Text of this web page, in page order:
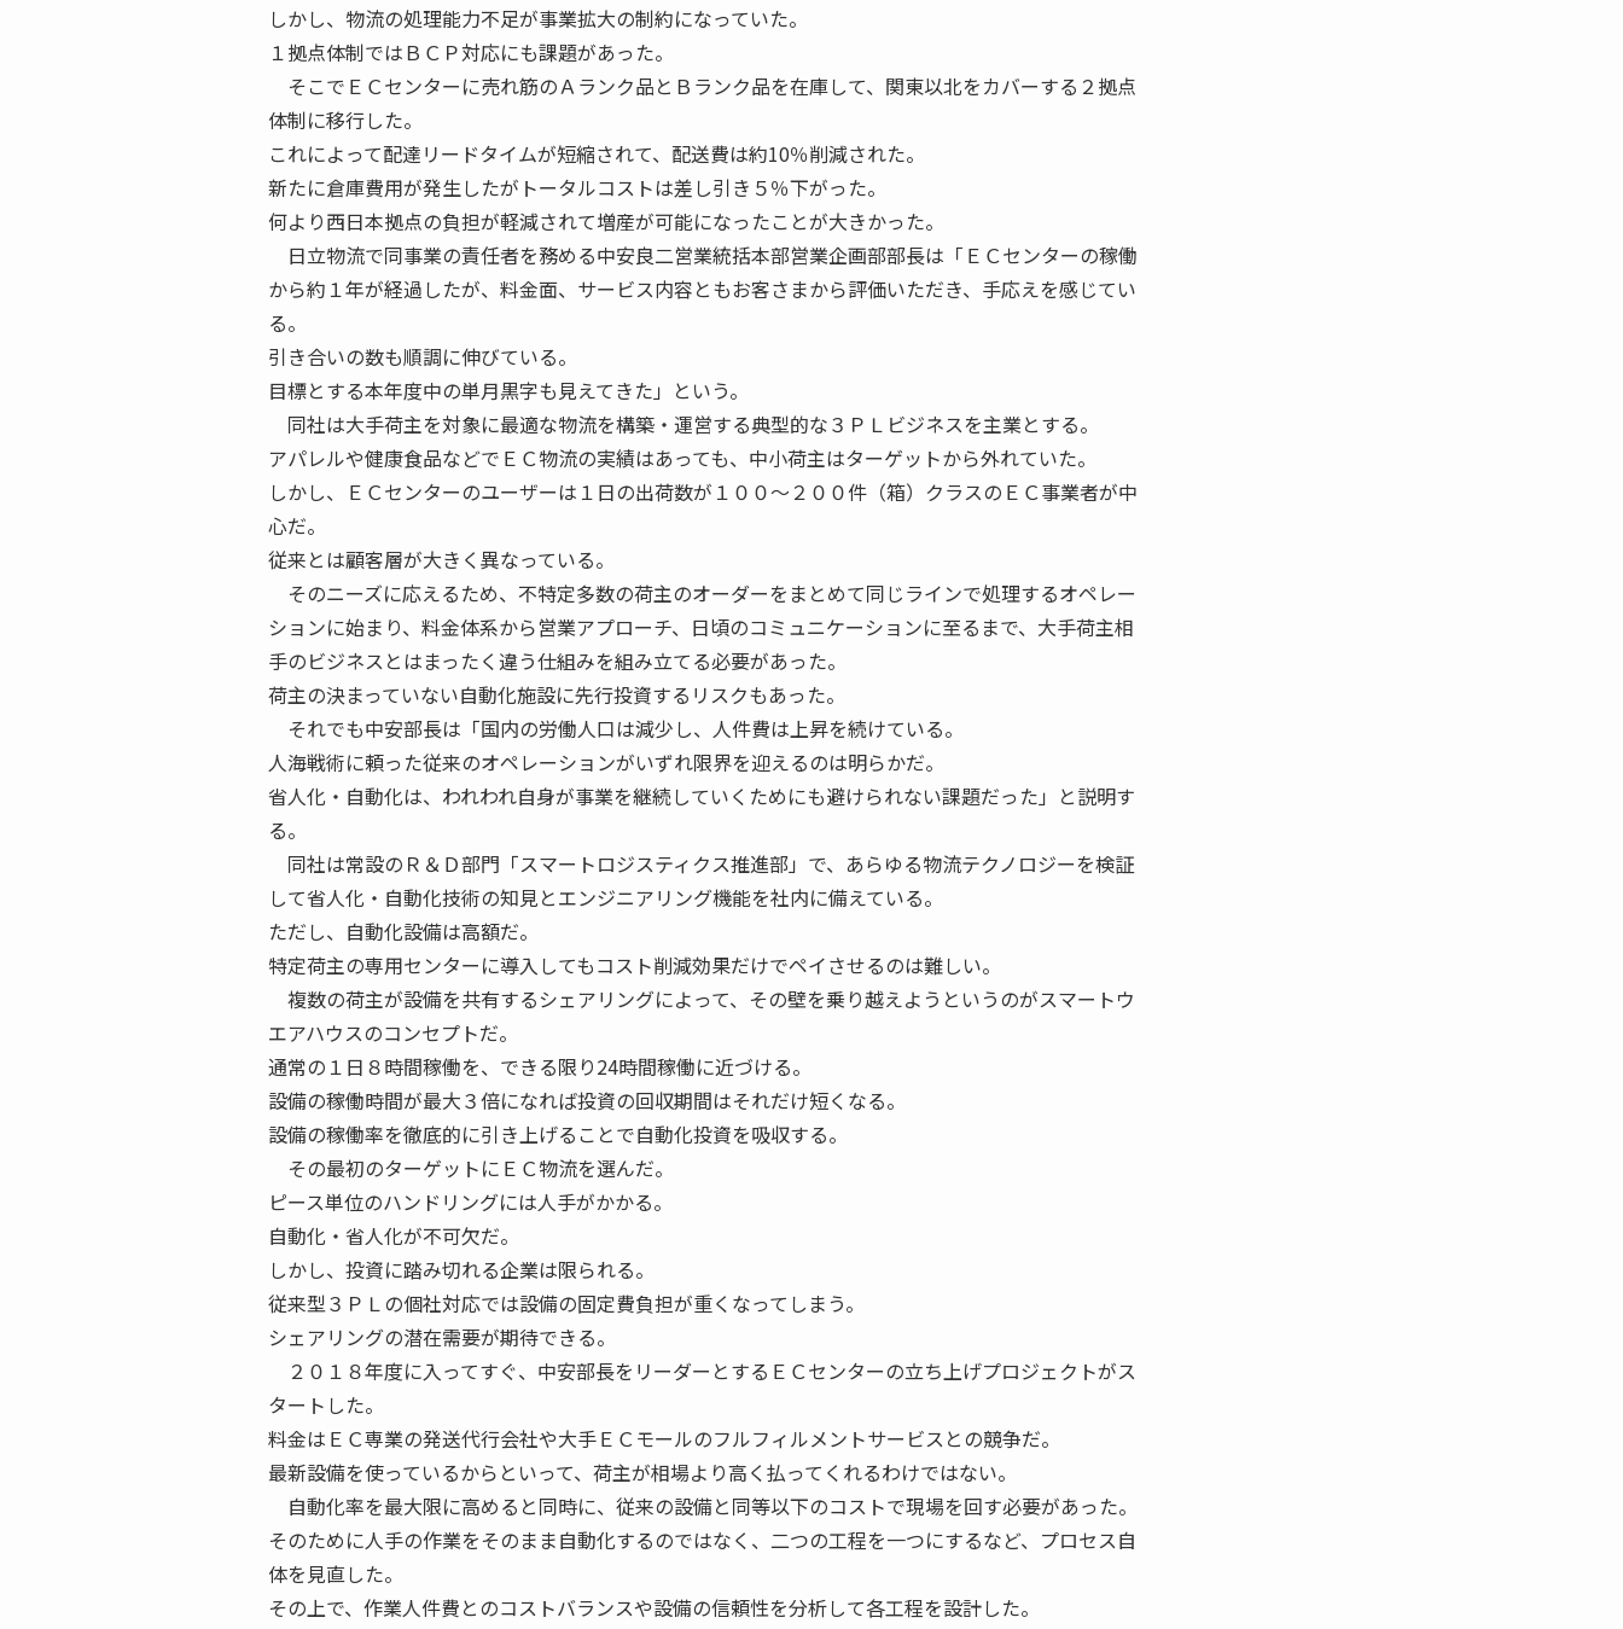
しかし、物流の処理能力不足が事業拡大の制約になっていた。
１拠点体制ではＢＣＰ対応にも課題があった。
そこでＥＣセンターに売れ筋のＡランク品とＢランク品を在庫して、関東以北をカバーする２拠点
体制に移行した。
これによって配達リードタイムが短縮されて、配送費は約10％削減された。
新たに倉庫費用が発生したがトータルコストは差し引き５％下がった。
何より西日本拠点の負担が軽減されて増産が可能になったことが大きかった。
日立物流で同事業の責任者を務める中安良二営業統括本部営業企画部部長は「ＥＣセンターの稼働
から約１年が経過したが、料金面、サービス内容ともお客さまから評価いただき、手応えを感じてい
る。
引き合いの数も順調に伸びている。
目標とする本年度中の単月黒字も見えてきた」という。
同社は大手荷主を対象に最適な物流を構築・運営する典型的な３ＰＬビジネスを主業とする。
アパレルや健康食品などでＥＣ物流の実績はあっても、中小荷主はターゲットから外れていた。
しかし、ＥＣセンターのユーザーは１日の出荷数が１００〜２００件（箱）クラスのＥＣ事業者が中
心だ。
従来とは顧客層が大きく異なっている。
そのニーズに応えるため、不特定多数の荷主のオーダーをまとめて同じラインで処理するオペレー
ションに始まり、料金体系から営業アプローチ、日頃のコミュニケーションに至るまで、大手荷主相
手のビジネスとはまったく違う仕組みを組み立てる必要があった。
荷主の決まっていない自動化施設に先行投資するリスクもあった。
それでも中安部長は「国内の労働人口は減少し、人件費は上昇を続けている。
人海戦術に頼った従来のオペレーションがいずれ限界を迎えるのは明らかだ。
省人化・自動化は、われわれ自身が事業を継続していくためにも避けられない課題だった」と説明す
る。
同社は常設のＲ＆Ｄ部門「スマートロジスティクス推進部」で、あらゆる物流テクノロジーを検証
して省人化・自動化技術の知見とエンジニアリング機能を社内に備えている。
ただし、自動化設備は高額だ。
特定荷主の専用センターに導入してもコスト削減効果だけでペイさせるのは難しい。
複数の荷主が設備を共有するシェアリングによって、その壁を乗り越えようというのがスマートウ
エアハウスのコンセプトだ。
通常の１日８時間稼働を、できる限り24時間稼働に近づける。
設備の稼働時間が最大３倍になれば投資の回収期間はそれだけ短くなる。
設備の稼働率を徹底的に引き上げることで自動化投資を吸収する。
その最初のターゲットにＥＣ物流を選んだ。
ピース単位のハンドリングには人手がかかる。
自動化・省人化が不可欠だ。
しかし、投資に踏み切れる企業は限られる。
従来型３ＰＬの個社対応では設備の固定費負担が重くなってしまう。
シェアリングの潜在需要が期待できる。
２０１８年度に入ってすぐ、中安部長をリーダーとするＥＣセンターの立ち上げプロジェクトがス
タートした。
料金はＥＣ専業の発送代行会社や大手ＥＣモールのフルフィルメントサービスとの競争だ。
最新設備を使っているからといって、荷主が相場より高く払ってくれるわけではない。
自動化率を最大限に高めると同時に、従来の設備と同等以下のコストで現場を回す必要があった。
そのために人手の作業をそのまま自動化するのではなく、二つの工程を一つにするなど、プロセス自
体を見直した。
その上で、作業人件費とのコストバランスや設備の信頼性を分析して各工程を設計した。